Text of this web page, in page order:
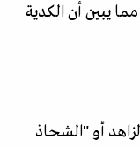
يبين أن الكدية
أو "الشحاذ